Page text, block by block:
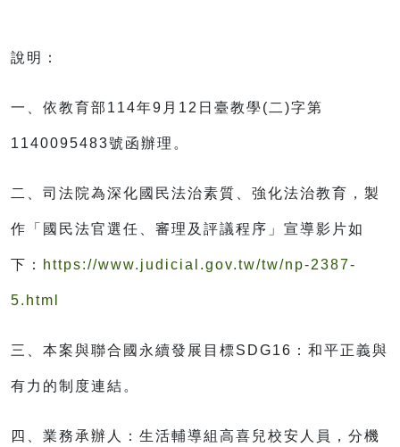
說明：
一、依教育部 114年9 月 12 日臺教學( 二 )字第
1140095483號函辦理。
二、司法院為深化國民法治素質、強化法治教育，製
作「國民法官選任、審理及評議程序」宣導影片如
下： https://www.judicial.gov.tw/tw/np-2387-
5.html
三、本案與聯合國永續發展目標SDG16 ：和平正義與
有力的制度連結。
四、業務承辦人：生活輔導組高喜兒校安人員，分機